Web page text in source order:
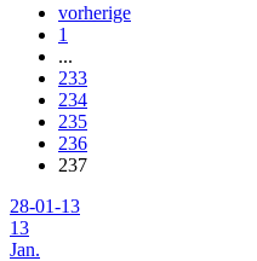
vorherige
1
...
233
234
235
236
237
28-01-13
13
Jan.